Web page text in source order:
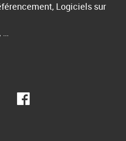
Logiciels sur
…